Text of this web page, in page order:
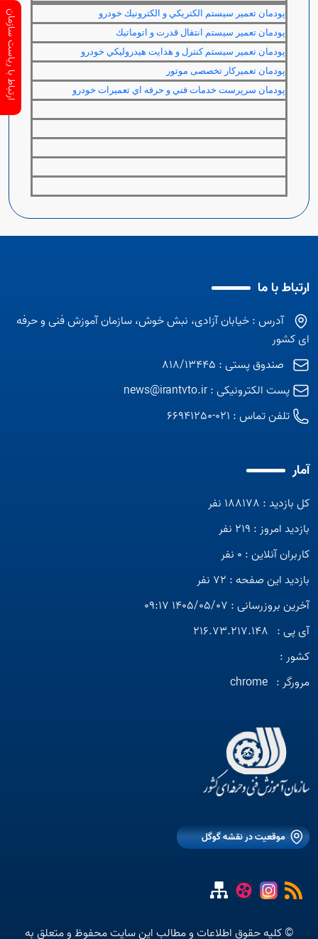
پودمان تعمير سيستم الكتريكي و الكترونيك خودرو
پودمان تعمير سيستم انتقال قدرت و اتوماتيك
پودمان تعمير سيستم كنترل و هدايت هيدروليكي خودرو
پودمان تعمیرکار تخصصی موتور
پودمان سرپرست خدمات فني و حرفه اي تعميرات خودرو
ارتباط با ما
آدرس : خیابان آزادی، نبش خوش، سازمان آموزش فنی و حرفه
ای کشور
صندوق پستی : 818/13445
پست الکترونیکی :news@irantvto.ir
تلفن تماس : 021-66941250
آمار
کل بازدید : 188178 نفر
بازدید امروز : 219 نفر
کاربران آنلاین : 0 نفر
بازدید این صفحه : 72 نفر
آخرین بروزرسانی : 1405/05/07 09:17
آی پی : 216.73.217.148
کشور :
مرورگر : chrome
موقعیت در نقشه گوگل
© کلیه حقوق اطلاعات و مطالب این سایت محفوظ و متعلق به
ارتباط با ریاست سازمان